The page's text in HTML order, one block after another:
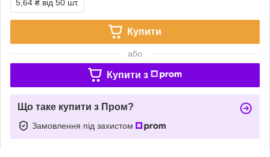
5,64 ₴ від 50 шт.
Купити
або
Купити з
Що таке купити з Пром?
Замовлення під захистом